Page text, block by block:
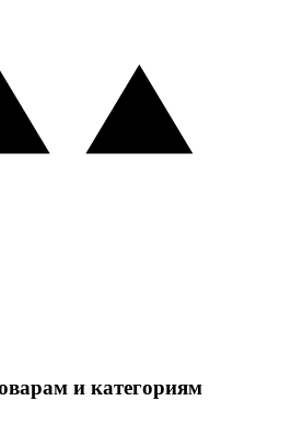
и категориям